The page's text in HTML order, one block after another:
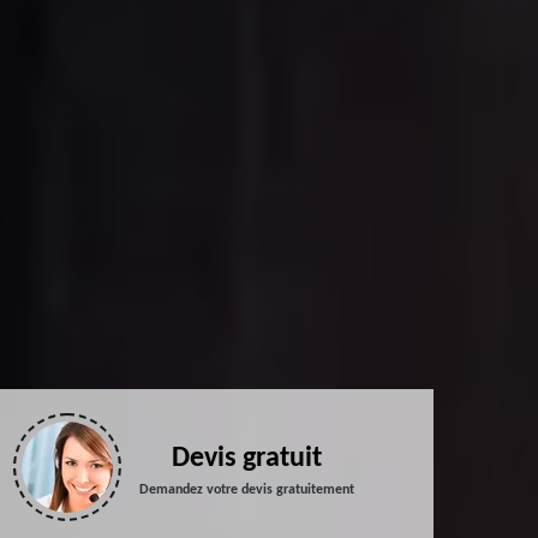
Devis gratuit
Demandez votre devis gratuitement